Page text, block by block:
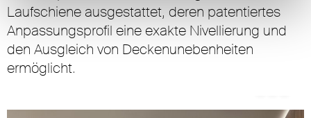
Laufschiene ausgestattet, deren patentiertes
Anpassungsprofil eine exakte Nivellierung und
den Ausgleich von Deckenunebenheiten
ermöglicht.